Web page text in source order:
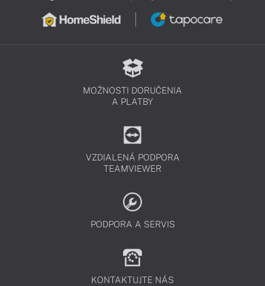
MOŽNOSTI DORUČENIA
A PLATBY
VZDIALENÁ PODPORA
TEAMVIEWER
PODPORA A SERVIS
KONTAKTUJTE NÁS